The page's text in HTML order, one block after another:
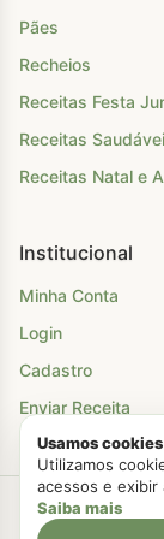
Pães
Recheios
Receitas Festa
Receitas
Receitas Natal e
Institucional
Minha Conta
Login
Cadastro
Enviar Receita
Criado com Amor
Usamos cookies
Utilizamos
acessos e exibir
Saiba mais